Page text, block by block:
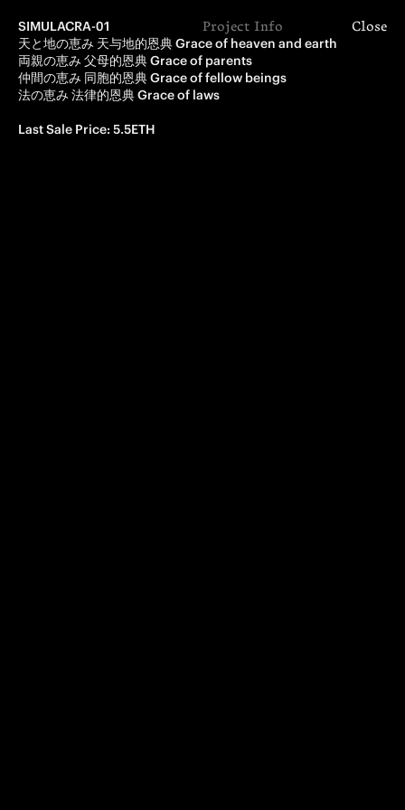
SIMULACRA-01 Project Info
Close
天と地の恵み 天与地的恩典 Grace of heaven and earth
両親の恵み 父母的恩典 Grace of parents
仲間の恵み 同胞的恩典 Grace of fellow beings
法の恵み 法律的恩典 Grace of laws